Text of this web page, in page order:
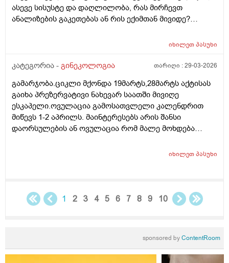
ასევე სისუსტე და დაღლილობა, რას მირჩევთ
ანალიზების გაკეთებას ან რის ექიმთან მივიდე?
იხილეთპასუხი
კატეგორია - გინეკოლოგია თარიღი :29-03-2026
გამარჯობა.ციკლი მქონდა 19მარტს,28მარტს აქტისას
გაიხა პრეზერვატივი ნახევარ საათში მივიღე
ესკაპელი.ოვულაცია გამოსათვლელი კალენდრით
მიწევს 1-2 აპრილს. მაინტერესებს არის შანსი
დაორსულების ან ოვულაცია რომ მალე მოხდება
კვებაზე მყავს ბავშვი ხშირდ ვერ ვთავაზობ და იქნებ
იხილეთპასუხი
1 2 3 4 5 6 7 8 9 10
sponsored byContentRoom